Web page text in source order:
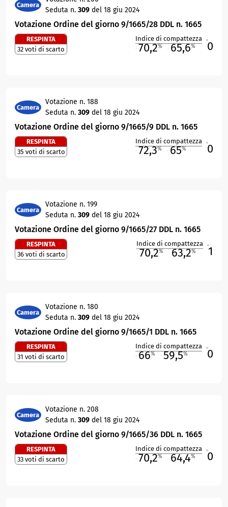
Camera
Seduta n. 309 del 18 giu 2024
Votazione Ordine del giorno 9/1665/28 DDL n. 1665
RESPINTA
32 voti di scarto
Indice di compattezza
70,2% 65,6% 0
Camera
Votazione n. 188
Seduta n. 309 del 18 giu 2024
Votazione Ordine del giorno 9/1665/9 DDL n. 1665
RESPINTA
35 voti di scarto
Indice di compattezza
72,3% 65% 0
Camera
Votazione n. 199
Seduta n. 309 del 18 giu 2024
Votazione Ordine del giorno 9/1665/27 DDL n. 1665
RESPINTA
36 voti di scarto
Indice di compattezza
70,2% 63,2% 1
Camera
Votazione n. 180
Seduta n. 309 del 18 giu 2024
Votazione Ordine del giorno 9/1665/1 DDL n. 1665
RESPINTA
31 voti di scarto
Indice di compattezza
66% 59,5% 0
Camera
Votazione n. 208
Seduta n. 309 del 18 giu 2024
Votazione Ordine del giorno 9/1665/36 DDL n. 1665
RESPINTA
33 voti di scarto
Indice di compattezza
70,2% 64,4% 0